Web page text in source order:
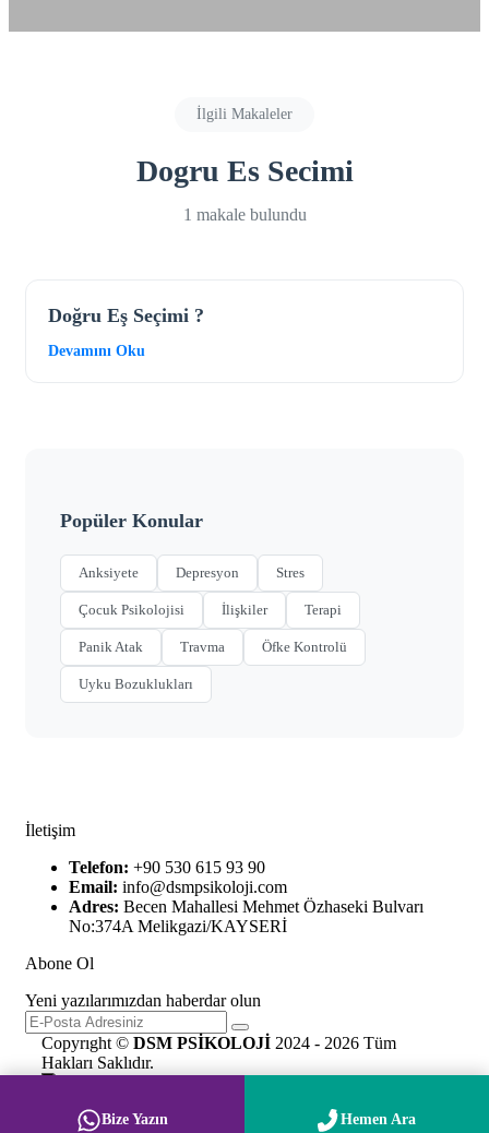
İlgili Makaleler
Dogru Es Secimi
1 makale bulundu
Doğru Eş Seçimi ?
Devamını Oku
Popüler Konular
Anksiyete Depresyon Stres
Çocuk Psikolojisi İlişkiler Terapi
Panik Atak Travma Öfke Kontrolü
Uyku Bozuklukları
İletişim
Telefon: +90 530 615 93 90
Email: info@dsmpsikoloji.com
Adres: Becen Mahallesi Mehmet Özhaseki Bulvarı
No:374A Melikgazi/KAYSERİ
Abone Ol
Yeni yazılarımızdan haberdar olun
Copyrıght © DSM PSİKOLOJİ 2024 - 2026 Tüm
Hakları Saklıdır.
Bize Yazın Hemen Ara